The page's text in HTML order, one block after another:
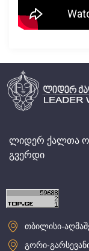
ლიდერ ქალთა
გვერდი
თბილისი-
გორი-